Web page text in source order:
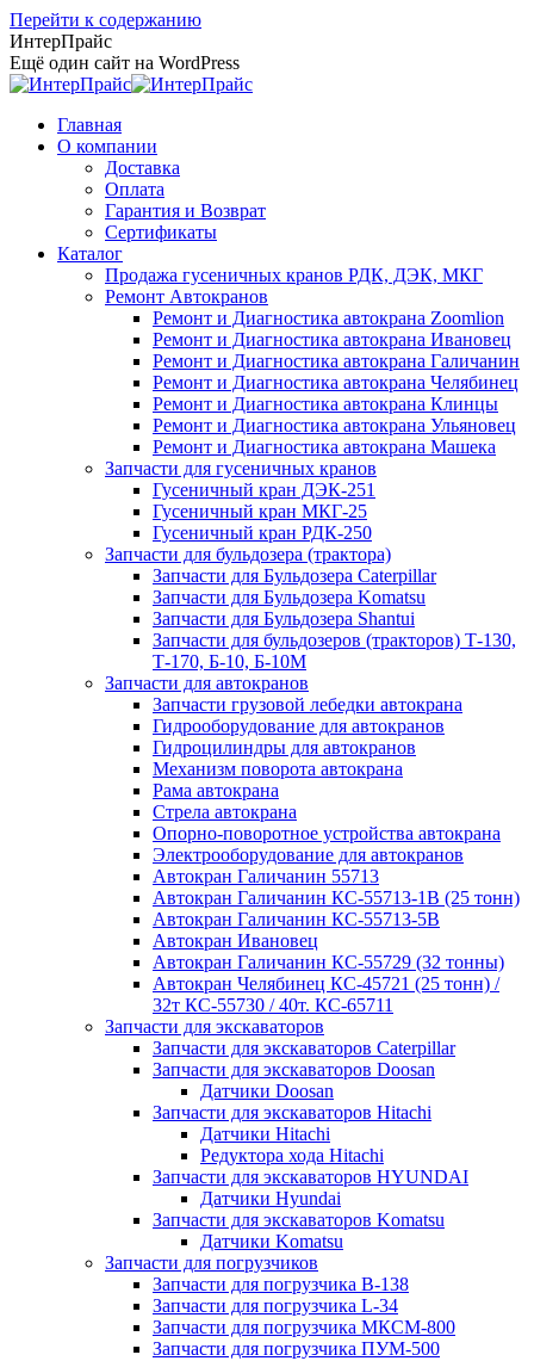
Перейти к содержанию
ИнтерПрайс
Ещё один сайт на WordPress
Главная
О компании
Доставка
Оплата
Гарантия и Возврат
Сертификаты
Каталог
Продажа гусеничных кранов РДК, ДЭК, МКГ
Ремонт Автокранов
Ремонт и Диагностика автокрана Zoomlion
Ремонт и Диагностика автокрана Ивановец
Ремонт и Диагностика автокрана Галичанин
Ремонт и Диагностика автокрана Челябинец
Ремонт и Диагностика автокрана Клинцы
Ремонт и Диагностика автокрана Ульяновец
Ремонт и Диагностика автокрана Машека
Запчасти для гусеничных кранов
Гусеничный кран ДЭК-251
Гусеничный кран МКГ-25
Гусеничный кран РДК-250
Запчасти для бульдозера (трактора)
Запчасти для Бульдозера Caterpillar
Запчасти для Бульдозера Komatsu
Запчасти для Бульдозера Shantui
Запчасти для бульдозеров (тракторов) Т-130,
Т-170, Б-10, Б-10М
Запчасти для автокранов
Запчасти грузовой лебедки автокрана
Гидрооборудование для автокранов
Гидроцилиндры для автокранов
Механизм поворота автокрана
Рама автокрана
Стрела автокрана
Опорно-поворотное устройства автокрана
Электрооборудование для автокранов
Автокран Галичанин 55713
Автокран Галичанин КС-55713-1В (25 тонн)
Автокран Галичанин КС-55713-5В
Автокран Ивановец
Автокран Галичанин КС-55729 (32 тонны)
Автокран Челябинец КС-45721 (25 тонн) /
32т КС-55730 / 40т. КС-65711
Запчасти для экскаваторов
Запчасти для экскаваторов Caterpillar
Запчасти для экскаваторов Doosan
Датчики Doosan
Запчасти для экскаваторов Hitachi
Датчики Hitachi
Редуктора хода Hitachi
Запчасти для экскаваторов HYUNDAI
Датчики Hyundai
Запчасти для экскаваторов Komatsu
Датчики Komatsu
Запчасти для погрузчиков
Запчасти для погрузчика B-138
Запчасти для погрузчика L-34
Запчасти для погрузчика МКСМ-800
Запчасти для погрузчика ПУМ-500